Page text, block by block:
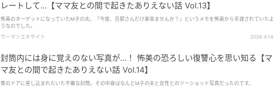
レートして…【ママ友との間で起きたありえない話 Vol.13】
怖美のターゲットになっていたM子の夫。「今度、旦那さんだけ家来ませんか？」というメモを怖美から手渡されていたよ
うなのでした。
ウーマンエキサイト
2026.4.14
封筒内には身に覚えのない写真が…！ 怖美の恐ろしい復讐心を思い知る【マ
マ友との間で起きたありえない話 Vol.14】
車のドアに差し込まれたいた不審な封筒。その中身はなんとM子の夫と女性とのツーショット写真だったのです。